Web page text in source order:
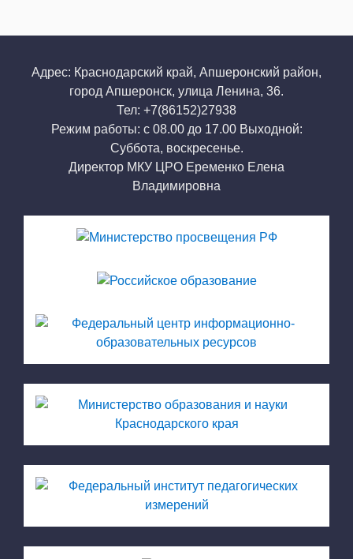
Адрес: Краснодарский край, Апшеронский район,
город Апшеронск, улица Ленина, 36.
Тел: +7(86152)27938
Режим работы: с 08.00 до 17.00 Выходной:
Суббота, воскресенье.
Директор МКУ ЦРО Еременко Елена
Владимировна